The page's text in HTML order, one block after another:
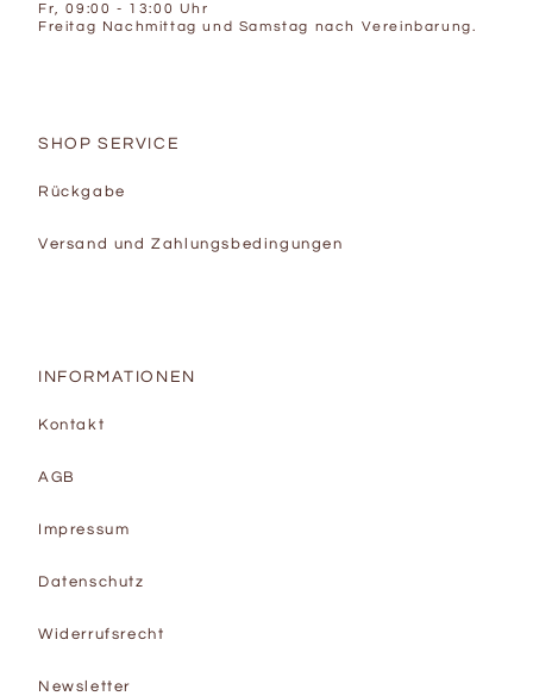
Fr, 09:00 - 13:00 Uhr
Freitag Nachmittag und Samstag nach Vereinbarung.
SHOP SERVICE
Rückgabe
Versand und Zahlungsbedingungen
INFORMATIONEN
Kontakt
AGB
Impressum
Datenschutz
Widerrufsrecht
Newsletter